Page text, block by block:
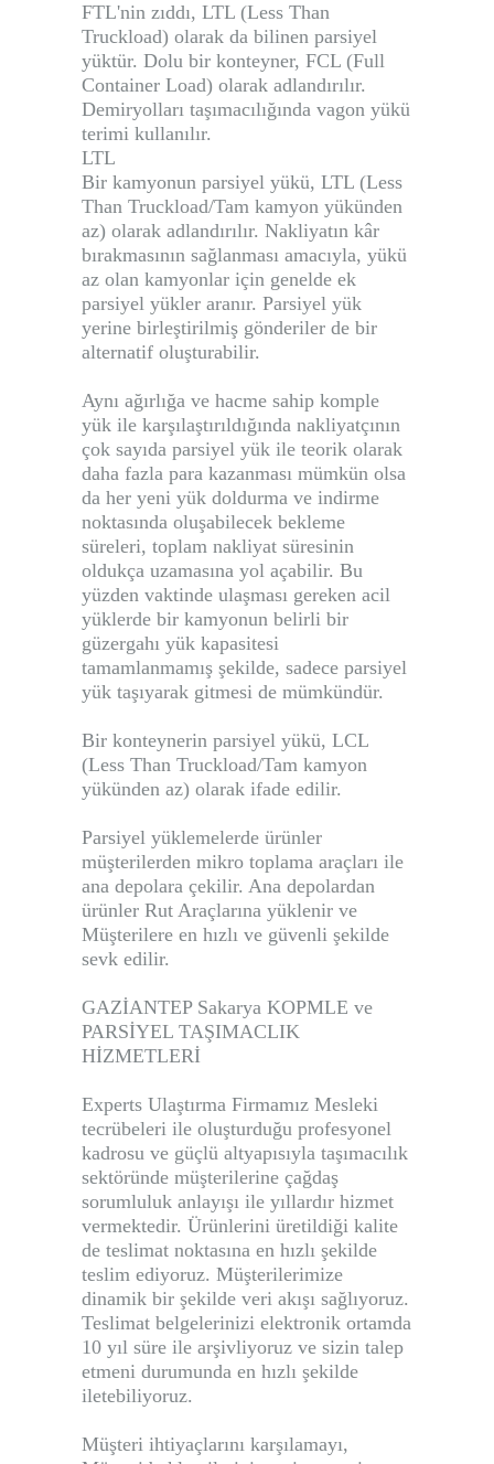
FTL'nin zıddı, LTL (Less Than
Truckload) olarak da bilinen parsiyel
yüktür. Dolu bir konteyner, FCL (Full
Container Load) olarak adlandırılır.
Demiryolları taşımacılığında vagon yükü
terimi kullanılır.
LTL
Bir kamyonun parsiyel yükü, LTL (Less
Than Truckload/Tam kamyon yükünden
az) olarak adlandırılır. Nakliyatın kâr
bırakmasının sağlanması amacıyla, yükü
az olan kamyonlar için genelde ek
parsiyel yükler aranır. Parsiyel yük
yerine birleştirilmiş gönderiler de bir
alternatif oluşturabilir.
Aynı ağırlığa ve hacme sahip komple
yük ile karşılaştırıldığında nakliyatçının
çok sayıda parsiyel yük ile teorik olarak
daha fazla para kazanması mümkün olsa
da her yeni yük doldurma ve indirme
noktasında oluşabilecek bekleme
süreleri, toplam nakliyat süresinin
oldukça uzamasına yol açabilir. Bu
yüzden vaktinde ulaşması gereken acil
yüklerde bir kamyonun belirli bir
güzergahı yük kapasitesi
tamamlanmamış şekilde, sadece parsiyel
yük taşıyarak gitmesi de mümkündür.
Bir konteynerin parsiyel yükü, LCL
(Less Than Truckload/Tam kamyon
yükünden az) olarak ifade edilir.
Parsiyel yüklemelerde ürünler
müşterilerden mikro toplama araçları ile
ana depolara çekilir. Ana depolardan
ürünler Rut Araçlarına yüklenir ve
Müşterilere en hızlı ve güvenli şekilde
sevk edilir.
GAZİANTEP Sakarya KOPMLE ve
PARSİYEL TAŞIMACLIK
HİZMETLERİ
Experts Ulaştırma Firmamız Mesleki
tecrübeleri ile oluşturduğu profesyonel
kadrosu ve güçlü altyapısıyla taşımacılık
sektöründe müşterilerine çağdaş
sorumluluk anlayışı ile yıllardır hizmet
vermektedir. Ürünlerini üretildiği kalite
de teslimat noktasına en hızlı şekilde
teslim ediyoruz. Müşterilerimize
dinamik bir şekilde veri akışı sağlıyoruz.
Teslimat belgelerinizi elektronik ortamda
10 yıl süre ile arşivliyoruz ve sizin talep
etmeni durumunda en hızlı şekilde
iletebiliyoruz.
Müşteri ihtiyaçlarını karşılamayı,